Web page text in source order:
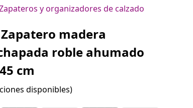
y organizadores de calzado
madera
roble ahumado
cm
disponibles)